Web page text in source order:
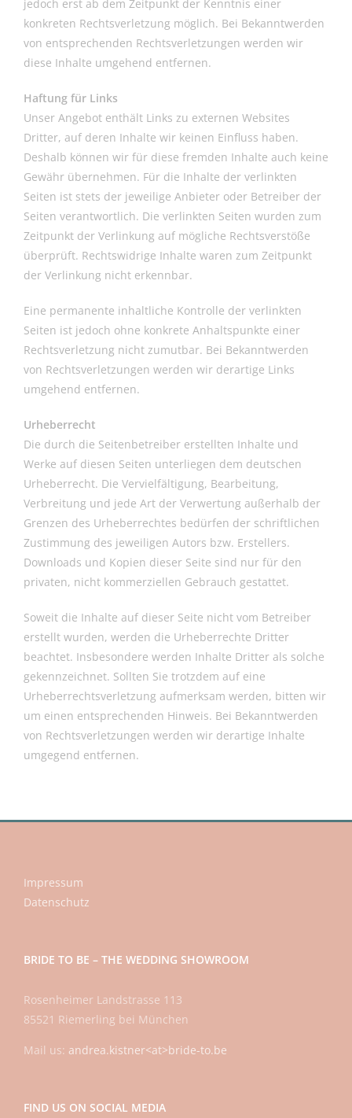
jedoch erst ab dem Zeitpunkt der Kenntnis einer
konkreten Rechtsverletzung möglich. Bei Bekanntwerden
von entsprechenden Rechtsverletzungen werden wir
diese Inhalte umgehend entfernen.
Haftung für Links
Unser Angebot enthält Links zu externen Websites
Dritter, auf deren Inhalte wir keinen Einfluss haben.
Deshalb können wir für diese fremden Inhalte auch keine
Gewähr übernehmen. Für die Inhalte der verlinkten
Seiten ist stets der jeweilige Anbieter oder Betreiber der
Seiten verantwortlich. Die verlinkten Seiten wurden zum
Zeitpunkt der Verlinkung auf mögliche Rechtsverstöße
überprüft. Rechtswidrige Inhalte waren zum Zeitpunkt
der Verlinkung nicht erkennbar.
Eine permanente inhaltliche Kontrolle der verlinkten
Seiten ist jedoch ohne konkrete Anhaltspunkte einer
Rechtsverletzung nicht zumutbar. Bei Bekanntwerden
von Rechtsverletzungen werden wir derartige Links
umgehend entfernen.
Urheberrecht
Die durch die Seitenbetreiber erstellten Inhalte und
Werke auf diesen Seiten unterliegen dem deutschen
Urheberrecht. Die Vervielfältigung, Bearbeitung,
Verbreitung und jede Art der Verwertung außerhalb der
Grenzen des Urheberrechtes bedürfen der schriftlichen
Zustimmung des jeweiligen Autors bzw. Erstellers.
Downloads und Kopien dieser Seite sind nur für den
privaten, nicht kommerziellen Gebrauch gestattet.
Soweit die Inhalte auf dieser Seite nicht vom Betreiber
erstellt wurden, werden die Urheberrechte Dritter
beachtet. Insbesondere werden Inhalte Dritter als solche
gekennzeichnet. Sollten Sie trotzdem auf eine
Urheberrechtsverletzung aufmerksam werden, bitten wir
um einen entsprechenden Hinweis. Bei Bekanntwerden
von Rechtsverletzungen werden wir derartige Inhalte
umgegend entfernen.
Impressum
Datenschutz
BRIDE TO BE – THE WEDDING SHOWROOM
Rosenheimer Landstrasse 113
85521 Riemerling bei München
Mail us: andrea.kistner<at>bride-to.be
FIND US ON SOCIAL MEDIA